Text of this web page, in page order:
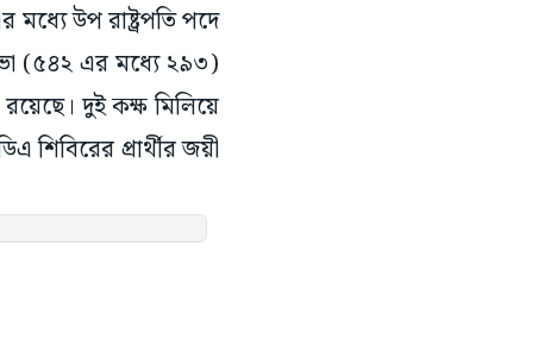
মধ্যে উপ রাষ্ট্রপতি পদে
(৫৪২ এর মধ্যে ২৯৩)
দুই কক্ষ মিলিয়ে
প্রার্থীর জয়ী